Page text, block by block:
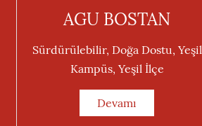
AGU BOSTAN
Sürdürülebilir, Doğa Dostu, Yeşil
Kampüs, Yeşil İlçe
Devamı